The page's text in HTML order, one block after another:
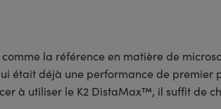
la référence en matière de
était déjà une performance de premier
à utiliser le K2 DistaMax™, il suffit de